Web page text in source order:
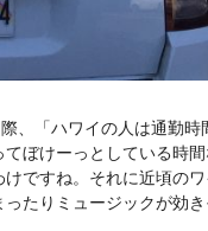
「ハワイの人は通勤時
ぼけーっとしている時
ですね。それに近頃の
たりミュージックが効き